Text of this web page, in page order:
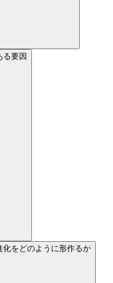
る要因
化をどのように形作るか